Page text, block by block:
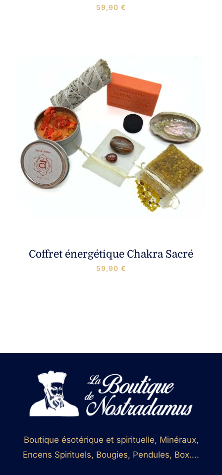
59,90 €
Coffret énergétique Chakra Sacré
59,90 €
Boutique ésotérique et spirituelle, Minéraux,
Encens Spirituels, Bougies, Pendules, Box….